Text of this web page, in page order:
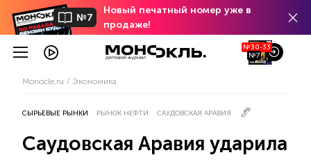
№7
Новый печатный номер уже в
продаже!
№30-33
№7
Monocle.ru Экономика
СЫРЬЕВЫЕ РЫНКИ РЫНОК НЕФТИ САУДОВСКАЯ АРАВИЯ
Саудовская Аравия ударила